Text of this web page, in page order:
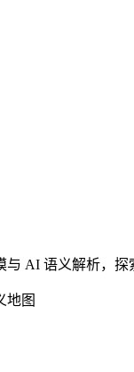
AI 语义解析，